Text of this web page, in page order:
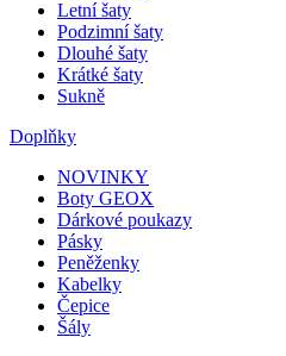
Letní šaty
Podzimní šaty
Dlouhé šaty
Krátké šaty
Sukně
Doplňky
NOVINKY
Boty GEOX
Dárkové poukazy
Pásky
Peněženky
Kabelky
Čepice
Šály